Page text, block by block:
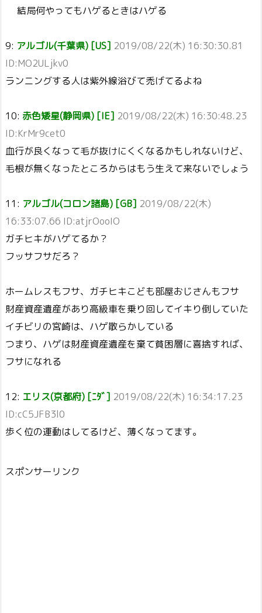
結局何やってもハゲるときはハゲる
9: アルゴル(千葉県) [US] 2019/08/22(木) 16:30:30.81
ID:MO2ULjkv0
ランニングする人は紫外線浴びて禿げてるよね
10: 赤色矮星(静岡県) [IE] 2019/08/22(木) 16:30:48.23
ID:KrMr9cet0
血行が良くなって毛が抜けにくくなるかもしれないけど、
毛根が無くなったところからはもう生えて来ないでしょう
11: アルゴル(コロン諸島) [GB] 2019/08/22(木)
16:33:07.66 ID:atjrOooIO
ガチヒキがハゲてるか？
フッサフサだろ？
ホームレスもフサ、ガチヒキこども部屋おじさんもフサ
財産資産遺産があり高級車を乗り回してイキり倒していた
イチビリの宮崎は、ハゲ散らかしている
つまり、ハゲは財産資産遺産を棄て貧困層に喜捨すれば、
フサになれる
12: エリス(京都府) [ﾆﾀﾞ] 2019/08/22(木) 16:34:17.23
ID:cC5JFB3l0
歩く位の運動はしてるけど、薄くなってます。
スポンサーリンク